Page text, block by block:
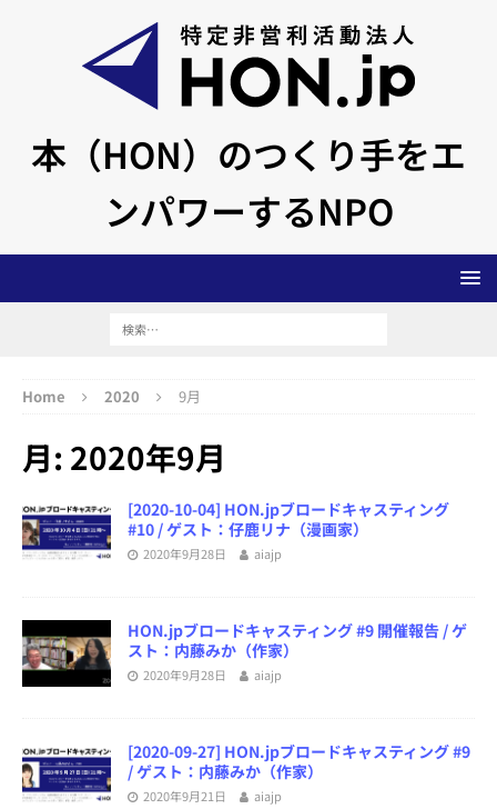
本（HON）のつくり手をエ
ンパワーするNPO
Home 2020 9月
月: 2020年9月
[2020-10-04] HON.jpブロードキャスティング
#10 / ゲスト：仔鹿リナ（漫画家）
2020年9月28日 aiajp
HON.jpブロードキャスティング #9 開催報告 / ゲ
スト：内藤みか（作家）
2020年9月28日 aiajp
[2020-09-27] HON.jpブロードキャスティング #9
/ ゲスト：内藤みか（作家）
2020年9月21日 aiajp